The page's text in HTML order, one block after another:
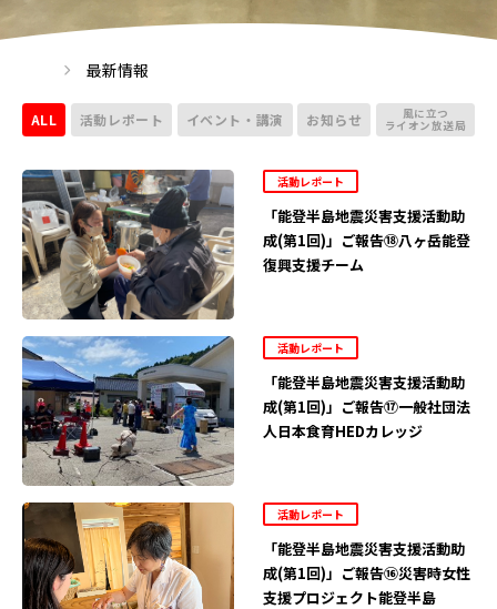
最新情報
ALL 活動レポート イベント・講演 お知らせ 風に立つ
ライオン放送局
活動レポート
「能登半島地震災害支援活動助
成(第1回)」ご報告⑱八ヶ岳能登
復興支援チーム
活動レポート
「能登半島地震災害支援活動助
成(第1回)」ご報告⑰一般社団法
人日本食育HEDカレッジ
活動レポート
「能登半島地震災害支援活動助
成(第1回)」ご報告⑯災害時女性
支援プロジェクト能登半島